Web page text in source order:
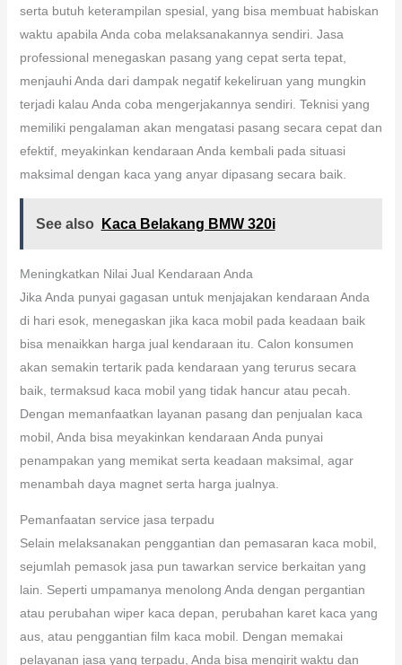
serta butuh keterampilan spesial, yang bisa membuat habiskan
waktu apabila Anda coba melaksanakannya sendiri. Jasa
professional menegaskan pasang yang cepat serta tepat,
menjauhi Anda dari dampak negatif kekeliruan yang mungkin
terjadi kalau Anda coba mengerjakannya sendiri. Teknisi yang
memiliki pengalaman akan mengatasi pasang secara cepat dan
efektif, meyakinkan kendaraan Anda kembali pada situasi
maksimal dengan kaca yang anyar dipasang secara baik.
See also Kaca Belakang BMW 320i
Meningkatkan Nilai Jual Kendaraan Anda
Jika Anda punyai gagasan untuk menjajakan kendaraan Anda
di hari esok, menegaskan jika kaca mobil pada keadaan baik
bisa menaikkan harga jual kendaraan itu. Calon konsumen
akan semakin tertarik pada kendaraan yang terurus secara
baik, termaksud kaca mobil yang tidak hancur atau pecah.
Dengan memanfaatkan layanan pasang dan penjualan kaca
mobil, Anda bisa meyakinkan kendaraan Anda punyai
penampakan yang memikat serta keadaan maksimal, agar
menambah daya magnet serta harga jualnya.
Pemanfaatan service jasa terpadu
Selain melaksanakan penggantian dan pemasaran kaca mobil,
sejumlah pemasok jasa pun tawarkan service berkaitan yang
lain. Seperti umpamanya menolong Anda dengan pergantian
atau perubahan wiper kaca depan, perubahan karet kaca yang
aus, atau penggantian film kaca mobil. Dengan memakai
pelayanan jasa yang terpadu, Anda bisa mengirit waktu dan